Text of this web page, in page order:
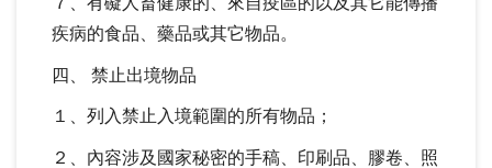
疾病的食品、藥品或其它物品。
四、 禁止出境物品
１、列入禁止入境範圍的所有物品；
２、內容涉及國家秘密的手稿、印刷品、膠卷、照